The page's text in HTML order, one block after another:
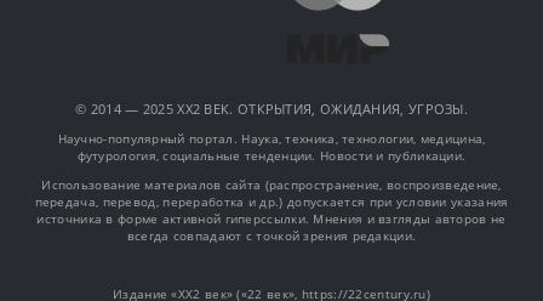
© 2014 — 2025 XX2 ВЕК. ОТКРЫТИЯ, ОЖИДАНИЯ, УГРОЗЫ.
Научно-популярный портал. Наука, техника, технологии, медицина,
футурология, социальные тенденции. Новости и публикации.
Использование материалов сайта (распространение, воспроизведение,
передача, перевод, переработка и др.) допускается при условии указания
источника в форме активной гиперссылки. Мнения и взгляды авторов не
всегда совпадают с точкой зрения редакции.
Издание «XX2 век» («22 век», https://22century.ru)